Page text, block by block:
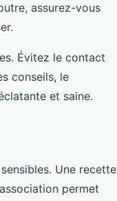
assurez-vous
Évitez le contact
conseils, le
et saine.
Une recette
permet